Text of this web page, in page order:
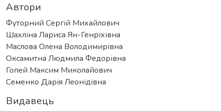
Автори
Футорний Сергій Михайлович
Шахліна Лариса Ян-Генріхівна
Маслова Олена Володимирівна
Оксамитна Людмила Федорівна
Гопей Максим Миколайович
Семенко Дарія Леонідівна
Видавець